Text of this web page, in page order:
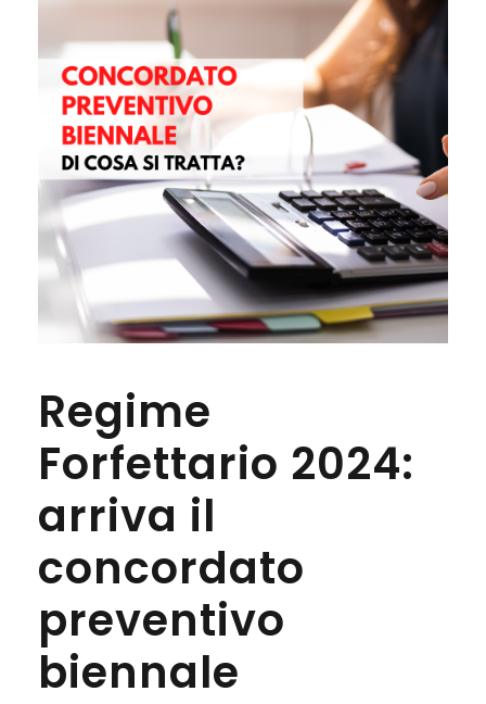
Regime
Forfettario 2024:
arriva il
concordato
preventivo
biennale